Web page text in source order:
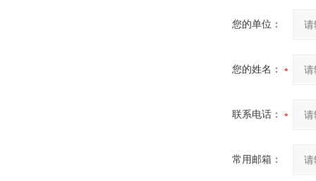
您的单位：
您的姓名：
联系电话：
常用邮箱：